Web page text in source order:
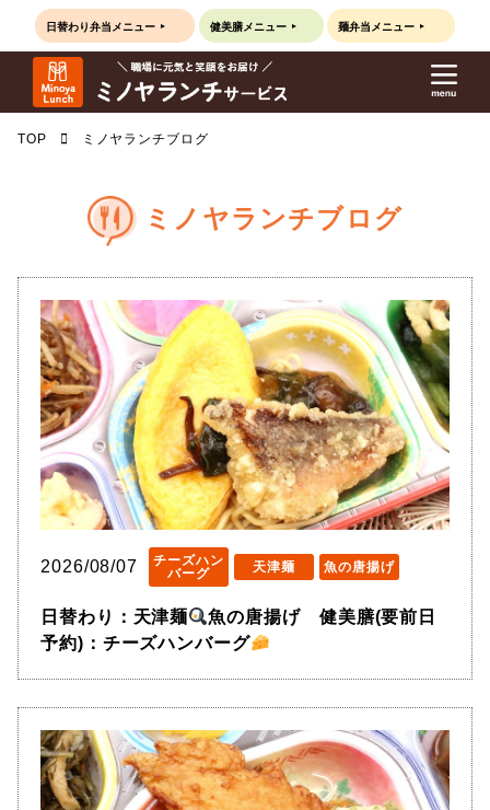
日替わり弁当 メニュー 健美膳メニュー 麺弁当 メニュー
TOP ミノヤランチブログ
ミノヤランチブログ
2026/08/07
チーズハン
バーグ
天津麺 魚の唐揚げ
日替わり：天津麺
魚の唐揚げ 健美膳(要前日
予約)：チーズハンバーグ